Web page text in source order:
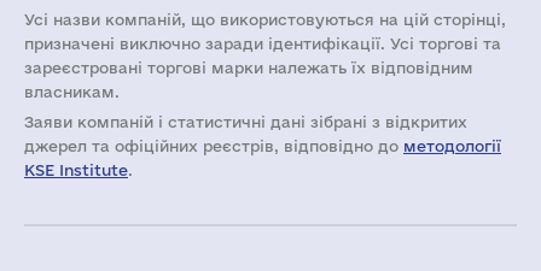
Усі назви компаній, що використовуються на цій сторінці,
призначені виключно заради ідентифікації. Усі торгові та
зареєстровані торгові марки належать їх відповідним
власникам.
Заяви компаній i статистичні дані зібрані з відкритих
джерел та офіційних реєстрів, відповідно до методології
KSE Institute.